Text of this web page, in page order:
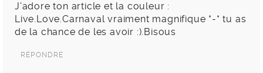
J’adore ton article et la couleur :
Live.Love.Carnaval vraiment magnifique *-* tu as
de la chance de les avoir :).Bisous
RÉPONDRE